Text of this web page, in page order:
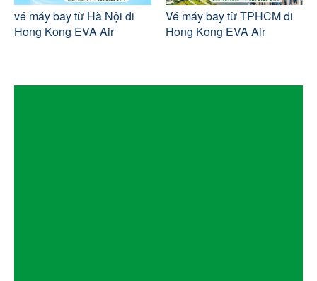
vé máy bay từ Hà Nội đi
Hong Kong EVA Air
Vé máy bay từ TPHCM đi
Hong Kong EVA Air